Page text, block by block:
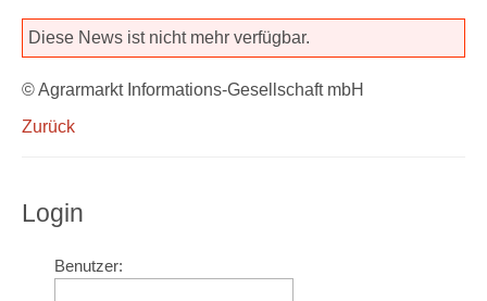
Diese News ist nicht mehr verfügbar.
© Agrarmarkt Informations-Gesellschaft mbH
Zurück
Login
Benutzer: